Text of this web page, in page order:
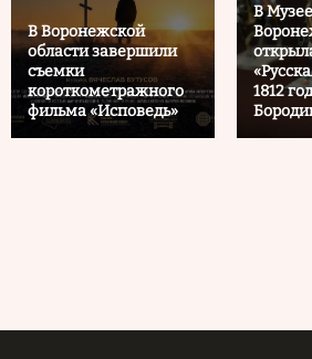
В Воронежской
области завершили
съемки
короткометражного
фильма «Исповедь»
В
1812